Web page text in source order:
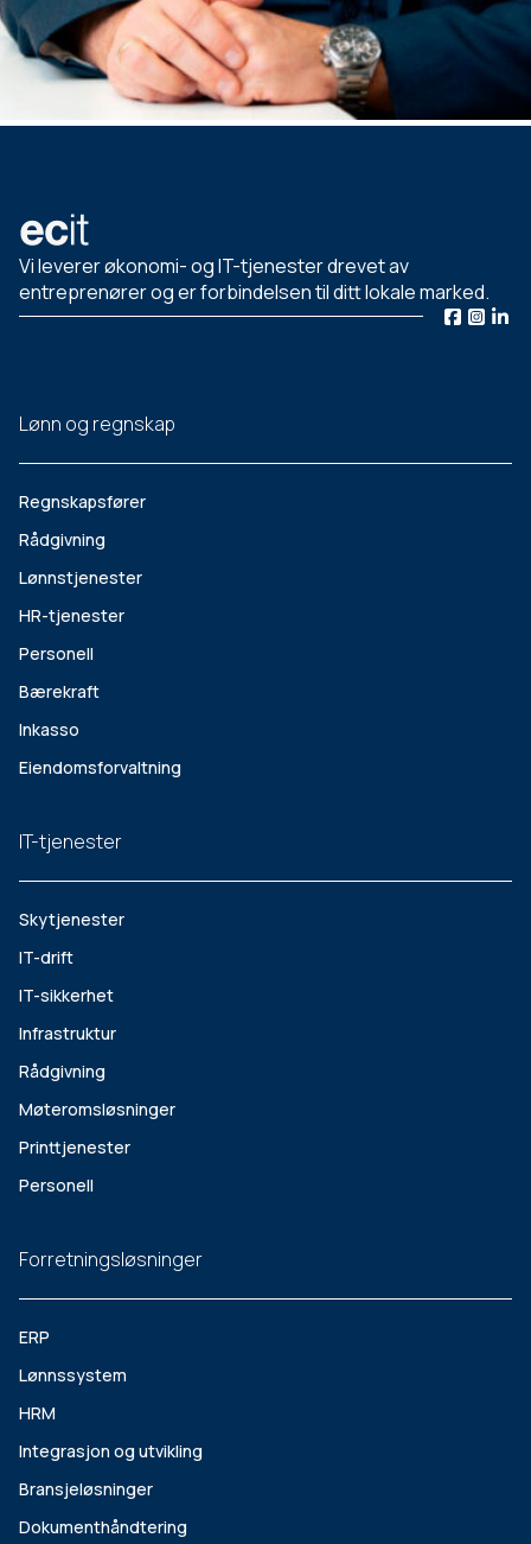
Vi leverer økonomi- og IT-tjenester drevet av
entreprenører og er forbindelsen til ditt lokale marked.
Lønn og regnskap
Regnskapsfører
Rådgivning
Lønnstjenester
HR-tjenester
Personell
Bærekraft
Inkasso
Eiendomsforvaltning
IT-tjenester
Skytjenester
IT-drift
IT-sikkerhet
Infrastruktur
Rådgivning
Møteromsløsninger
Printtjenester
Personell
Forretningsløsninger
ERP
Lønnssystem
HRM
Integrasjon og utvikling
Bransjeløsninger
Dokumenthåndtering